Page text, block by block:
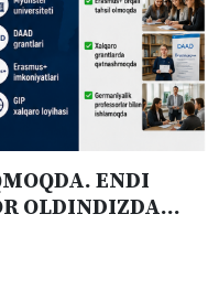
ENDI
OLDINDIZDA...